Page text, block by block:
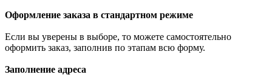
Оформление заказа в стандартном режиме
Если вы уверены в выборе, то можете самостоятельно
оформить заказ, заполнив по этапам всю форму.
Заполнение адреса